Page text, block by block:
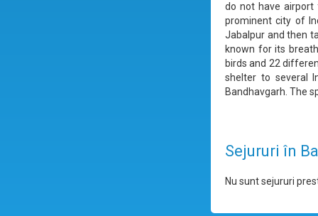
do not have airport
prominent city of
Jabalpur and then
known for its
birds and 22
shelter to several
Bandhavgarh. The
Sejururi în
Nu sunt sejururi